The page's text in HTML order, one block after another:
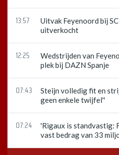
13:57
Uitvak Feyenoord bij
uitverkocht
12:25
Wedstrijden van
plek bij DAZN Spanje
07:43
Steijn volledig fit en
geen enkele twijfel''
07:24
'Rigaux is standvastig:
vast bedrag van 33